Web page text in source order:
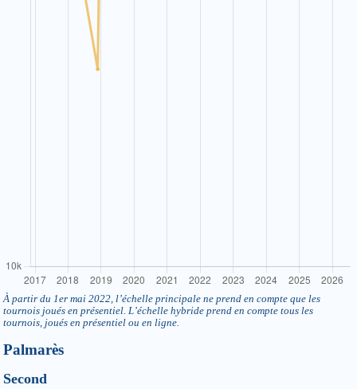
À partir du 1er mai 2022, l’échelle principale ne prend en compte que les
tournois joués en présentiel. L’échelle hybride prend en compte tous les
tournois, joués en présentiel ou en ligne.
Palmarès
Second